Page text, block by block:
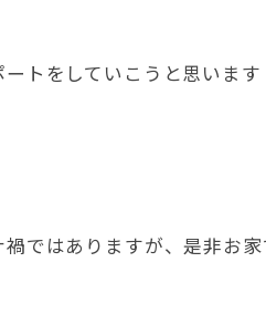
トをしていこうと思います
ではありますが、是非お